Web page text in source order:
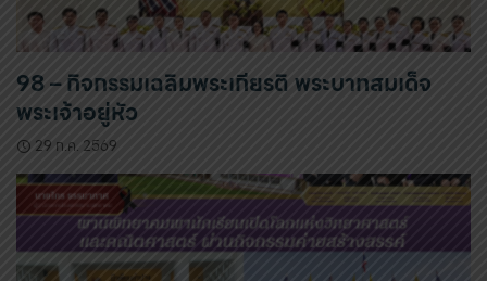
98 – กิจกรรมเฉลิมพระเกียรติ พระบาทสมเด็จ
พระเจ้าอยู่หัว
29 ก.ค. 2569